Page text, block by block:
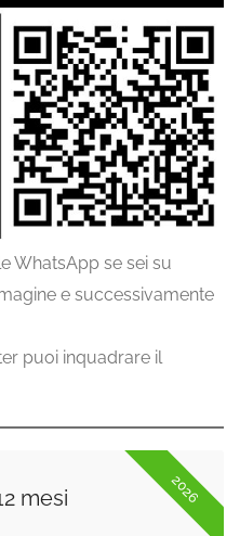
WhatsApp se sei su
e successivamente
puoi inquadrare il
2026
mesi